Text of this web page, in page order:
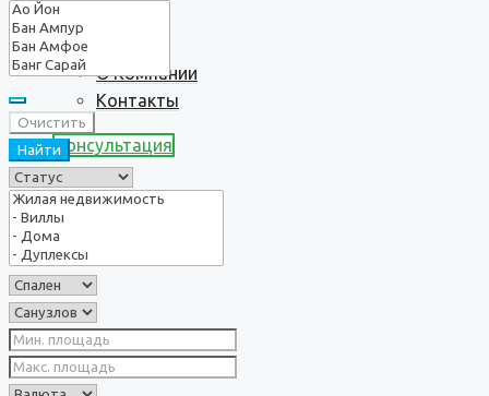
О нас
О Компании
Контакты
Консультация
Очистить
Найти